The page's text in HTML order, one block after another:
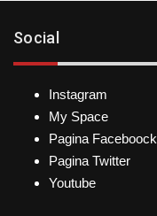
Social
Instagram
My Space
Pagina Faceboock
Pagina Twitter
Youtube